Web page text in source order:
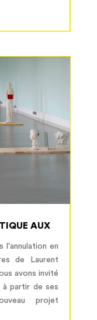
AUX
l'annulation en
de Laurent
avons invité
à partir de ses
projet